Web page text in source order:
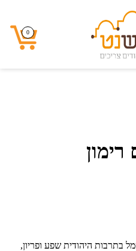
0
בתרבות היהודית שפע ופריון,
0